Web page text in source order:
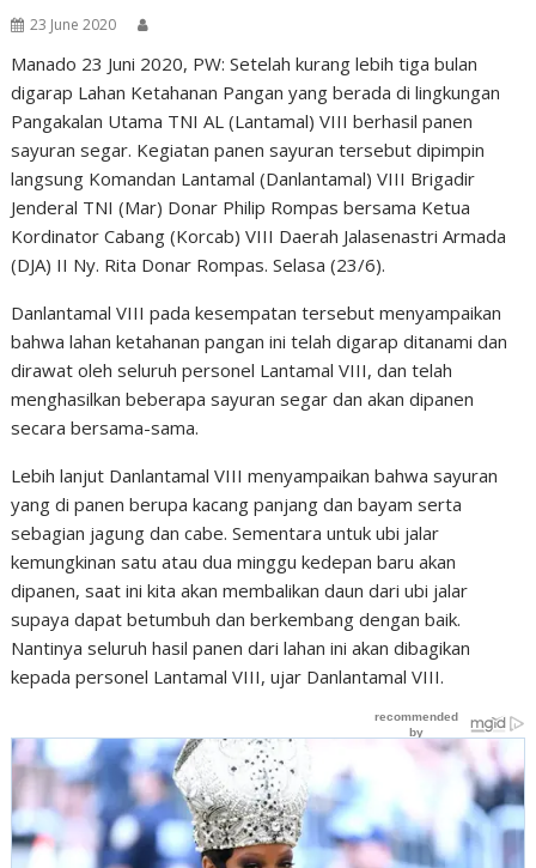
23 June 2020
Manado 23 Juni 2020, PW: Setelah kurang lebih tiga bulan
digarap Lahan Ketahanan Pangan yang berada di lingkungan
Pangakalan Utama TNI AL (Lantamal) VIII berhasil panen
sayuran segar. Kegiatan panen sayuran tersebut dipimpin
langsung Komandan Lantamal (Danlantamal) VIII Brigadir
Jenderal TNI (Mar) Donar Philip Rompas bersama Ketua
Kordinator Cabang (Korcab) VIII Daerah Jalasenastri Armada
(DJA) II Ny. Rita Donar Rompas. Selasa (23/6).
Danlantamal VIII pada kesempatan tersebut menyampaikan
bahwa lahan ketahanan pangan ini telah digarap ditanami dan
dirawat oleh seluruh personel Lantamal VIII, dan telah
menghasilkan beberapa sayuran segar dan akan dipanen
secara bersama-sama.
Lebih lanjut Danlantamal VIII menyampaikan bahwa sayuran
yang di panen berupa kacang panjang dan bayam serta
sebagian jagung dan cabe. Sementara untuk ubi jalar
kemungkinan satu atau dua minggu kedepan baru akan
dipanen, saat ini kita akan membalikan daun dari ubi jalar
supaya dapat betumbuh dan berkembang dengan baik.
Nantinya seluruh hasil panen dari lahan ini akan dibagikan
kepada personel Lantamal VIII, ujar Danlantamal VIII.